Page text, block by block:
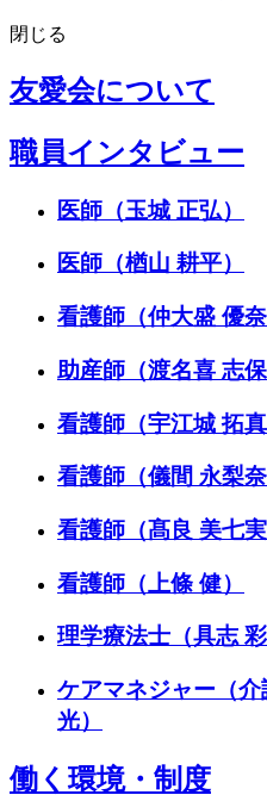
閉じる
友愛会について
職員インタビュー
医師（玉城 正弘）
医師（楢山 耕平）
看護師（仲大盛 優奈
助産師（渡名喜 志保
看護師（宇江城 拓真
看護師（儀間 永梨奈
看護師（髙良 美七実
看護師（上條 健）
理学療法士（具志 彩
ケアマネジャー（
光）
働く環境・制度